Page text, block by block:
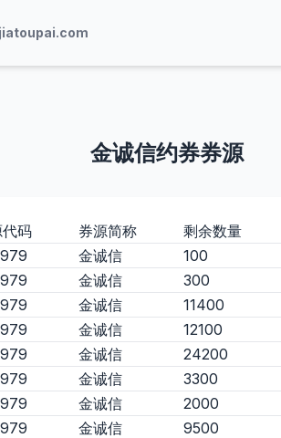
jiatoupai.com
金诚信约券券源
码 券源简称 剩余数量
金诚信 100
金诚信 300
金诚信 11400
金诚信 12100
金诚信 24200
金诚信 3300
金诚信 2000
金诚信 9500